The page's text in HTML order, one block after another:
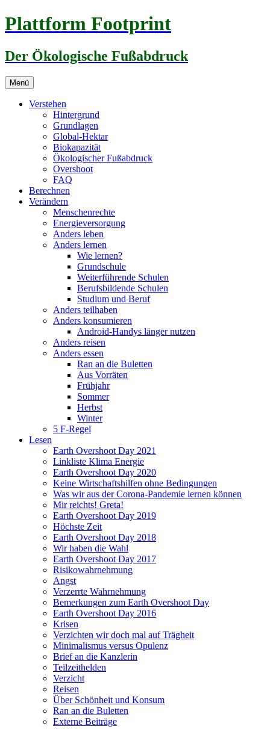
Zum
Inhalt
Plattform Footprint
Der Ökologische Fußabdruck
Menü
Verstehen
Hintergrund
Grundlagen
Global-Hektar
Biokapazität
Ökologischer Fußabdruck
Overshoot
FAQ
Berechnen
Verändern
Menschenrechte
Energieversorgung
Anders leben
Anders lernen
Wie lernen?
Grundschule
Weiterführende Schulen
Berufsbildende Schulen
Studium und Beruf
Anders teilhaben
Anders konsumieren
Android-Handys länger nutzen
Anders reisen
Anders essen
Ran an die Buletten
Aus Vorräten
Frühjahr
Sommer
Herbst
Winter
5 F-Regel
Lesen
Earth Overshoot Day 2021
Linkliste Klima Energie
Earth Overshoot Day 2020
Keine Wirtschaftshilfen ohne Bedingungen
Was wir aus der Corona-Pandemie lernen können
Mir reichts! Greta!
Earth Overshoot Day 2019
Höchste Zeit
Earth Overshoot Day 2018
Wir haben die Wahl
Earth Overshoot Day 2017
Risikowahrnehmung
Angst
Verzerrte Wahrnehmung
Bemerkungen zum Earth Overshoot Day
Earth Overshoot Day 2016
Krisen
Verzichten wir doch mal auf Trägheit
Minimalismus versus Opulenz
Brief an die Kanzlerin
Teilzeithelden
Verzicht
Reisen
Über Schönheit und Konsum
Ran an die Buletten
Externe Beiträge